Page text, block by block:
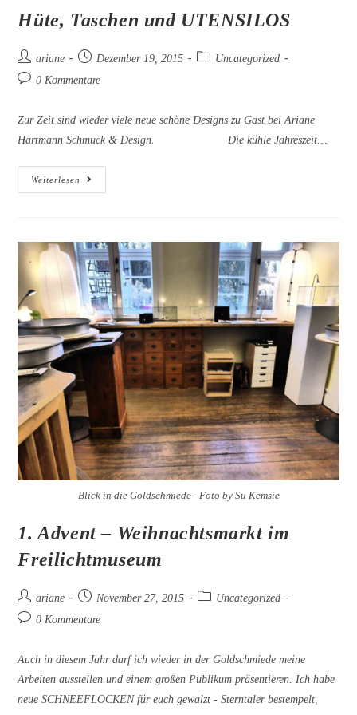
Hüte, Taschen und UTENSILOS
Beitrags-
Autor:
ariane
BeitragDezember 19, 2015
Beitrags-
Uncategorized
Beitrags-
0 Kommentare
Zur Zeit sind wieder viele neue schöne Designs zu Gast bei Ariane
Hartmann Schmuck & Design. Die kühle Jahreszeit…
Weiterlesen
Hüte,
Taschen
Blick in die Goldschmiede - Foto by Su Kemsie
1. Advent – Weihnachtsmarkt im
Freilichtmuseum
Beitrags-
Autor:
ariane
BeitragNovember 27, 2015
Beitrags-
Uncategorized
Beitrags-
0 Kommentare
Auch in diesem Jahr darf ich wieder in der Goldschmiede meine
Arbeiten ausstellen und einem großen Publikum präsentieren. Ich habe
neue SCHNEEFLOCKEN für euch gewalzt - Sterntaler bestempelt,